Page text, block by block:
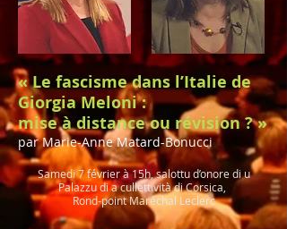
« Le fascisme dans l’Italie de
Giorgia Meloni :
mise à distance ou révision ? »
par Marie-Anne Matard-Bonucci
Samedi 7 février à 15h, salottu d’onore di u
Palazzu di a cullettività di Corsica,
Rond-point Maréchal Leclerc